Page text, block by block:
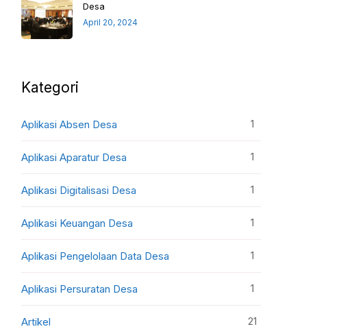
Desa
April 20, 2024
Kategori
Aplikasi Absen Desa 1
Aplikasi Aparatur Desa 1
Aplikasi Digitalisasi Desa 1
Aplikasi Keuangan Desa 1
Aplikasi Pengelolaan Data Desa 1
Aplikasi Persuratan Desa 1
Artikel 21